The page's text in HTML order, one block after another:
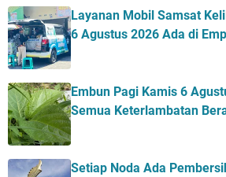
Layanan Mobil Samsat
6 Agustus 2026 Ada di
Embun Pagi Kamis 6
Semua Keterlambatan
Setiap Noda Ada